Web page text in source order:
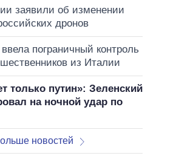
заявили об изменении
дронов
пограничный контроль
из Италии
только путин»: Зеленский
на ночной удар по
новостей